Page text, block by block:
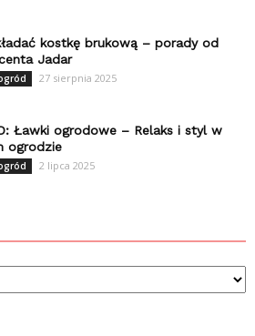
kostkę brukową – porady od
Jadar
27 sierpnia 2025
Ławki ogrodowe – Relaks i styl w
ogrodzie
2 lipca 2025